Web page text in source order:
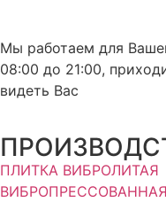
Мы работаем для
08:00 до 21:00,
видеть Вас
ПЛИТКА ВИБРОЛИТАЯ